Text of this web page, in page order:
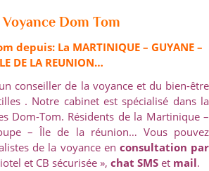
VoyanceDom Tom
depuis: La MARTINIQUE – GUYANE –
DE LA REUNION…
conseiller de la voyance et du bien-être
. Notre cabinet est spécialisé dans la
Dom-Tom. Résidents de la Martinique –
– Île de la réunion… Vous pouvez
de la voyance en consultation par
et CB sécurisée », chat SMS et mail.